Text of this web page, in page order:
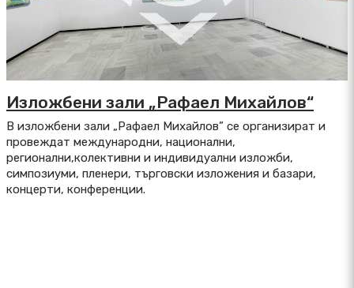
Изложбени зали „Рафаел Михайлов“
В изложбени зали „Рафаел Михайлов” се организират и
провеждат международни, национални,
регионални,колективни и индивидуални изложби,
симпозиуми, пленери, търговски изложения и базари,
концерти, конференции.